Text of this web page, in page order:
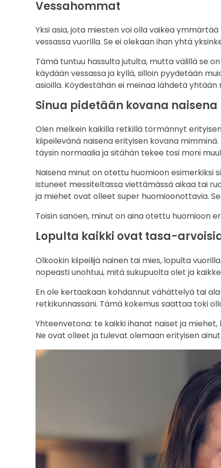
Vessahommat
Yksi asia, jota miesten voi olla vaikea
vessassa vuorilla. Se ei olekaan ihan yhtä
Tämä tuntuu hassulta jutulta, mutta välillä se
käydään vessassa ja kyllä, silloin pyydetään
asioilla. Köydestähän ei meinaa lähdetä
Sinua pidetään kovana naisena
Olen melkein kaikilla retkillä törmännyt
kiipeilevänä naisena erityisen kovana
täysin normaalia ja sitähän tekee tosi moni
Naisena minut on otettu huomioon esimerkiksi
istuneet messiteltassa viettämässä aikaa tai
ja miehet ovat olleet super huomioonottavia.
Toisin sanoen, minut on aina otettu huomioon
Lopulta kaikki ovat tasa-
Olkookin kiipeilijä nainen tai mies, lopulta
nopeasti unohtuu, mitä sukupuolta olet ja
En ole kertaakaan kohdannut vähättelyä tai
retkikunnassani. Tämä kokemus saattaa toki
Yhteenvetona: te kaikki ihanat naiset ja
Ne ovat olleet ja tulevat olemaan erityisen